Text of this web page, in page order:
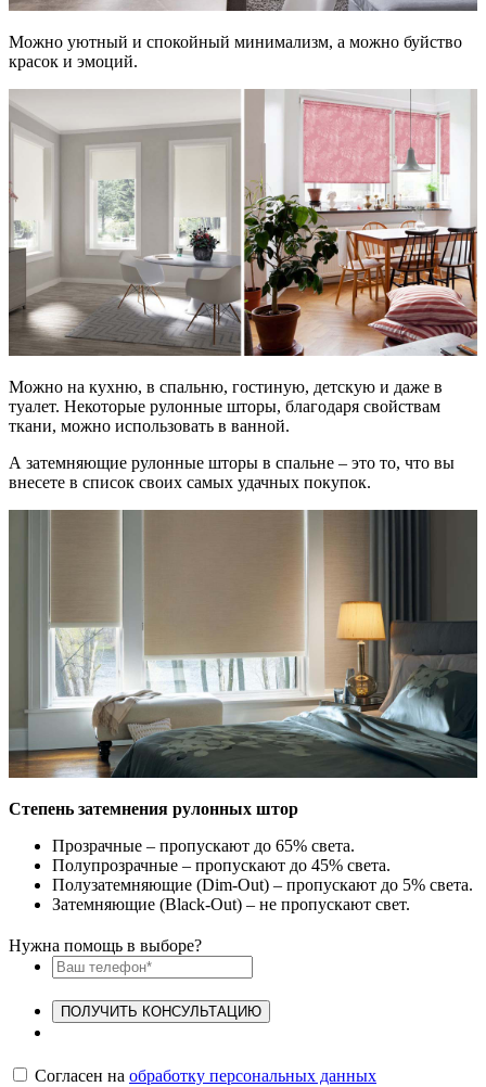
Можно уютный и спокойный минимализм, а можно буйство
красок и эмоций.
Можно на кухню, в спальню, гостиную, детскую и даже в
туалет. Некоторые рулонные шторы, благодаря свойствам
ткани, можно использовать в ванной.
А затемняющие рулонные шторы в спальне – это то, что вы
внесете в список своих самых удачных покупок.
Степень затемнения рулонных штор
Прозрачные – пропускают до 65% света.
Полупрозрачные – пропускают до 45% света.
Полузатемняющие (Dim-Out) – пропускают до 5% света.
Затемняющие (Black-Out) – не пропускают свет.
Нужна помощь в выборе?
ПОЛУЧИТЬ КОНСУЛЬТАЦИЮ
Согласен на обработку персональных данных